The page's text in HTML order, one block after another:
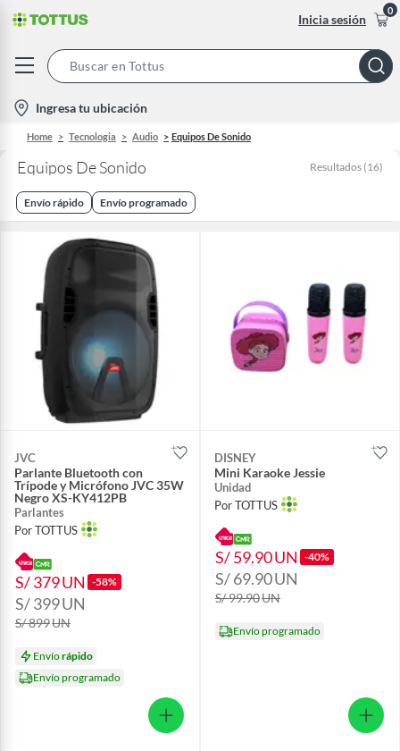
Inicia sesión
0
Bar
location-
icon
Ingresa tu ubicación
Home Tecnologia Audio Equipos De Sonido
Equipos De Sonido Resultados (16)
Envío rápido Envío programado
JVC
Parlante Bluetooth con
Trípode y Micrófono JVC 35W
Negro XS-KY412PB
Parlantes
Por TOTTUS
S/ 379UN -58%
S/ 399UN
S/ 899UN
Envíorápido
Envío programado
DISNEY
Mini Karaoke Jessie
Unidad
Por TOTTUS
S/ 59.90UN -40%
S/ 69.90UN
S/ 99.90UN
Envío programado